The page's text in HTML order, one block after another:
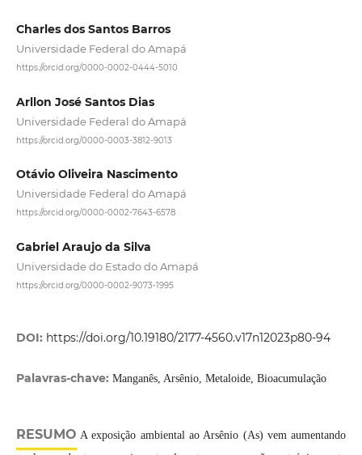
Charles dos Santos Barros
Universidade Federal do Amapá
https://orcid.org/0000-0002-0444-5010
Arllon José Santos Dias
Universidade Federal do Amapá
https://orcid.org/0000-0003-3812-9013
Otávio Oliveira Nascimento
Universidade Federal do Amapá
https://orcid.org/0000-0002-7643-6578
Gabriel Araujo da Silva
Universidade do Estado do Amapá
https://orcid.org/0000-0002-9073-1995
DOI: https://doi.org/10.19180/2177-4560.v17n12023p80-94
Palavras-chave: Manganês, Arsênio, Metaloide, Bioacumulação
RESUMO A exposição ambiental ao Arsênio (As) vem aumentando